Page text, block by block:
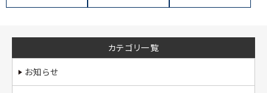
カテゴリ一覧
お知らせ